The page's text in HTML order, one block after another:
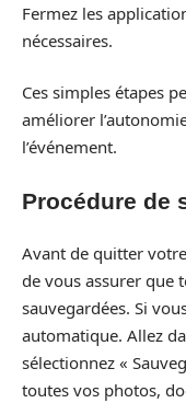
Fermez les
nécessaires.
Ces simples étapes
améliorer
l’événement.
Procédure de
Avant de quitter
de vous assurer que
sauvegardées. Si
automatique. Allez
sélectionnez «
toutes vos photos,